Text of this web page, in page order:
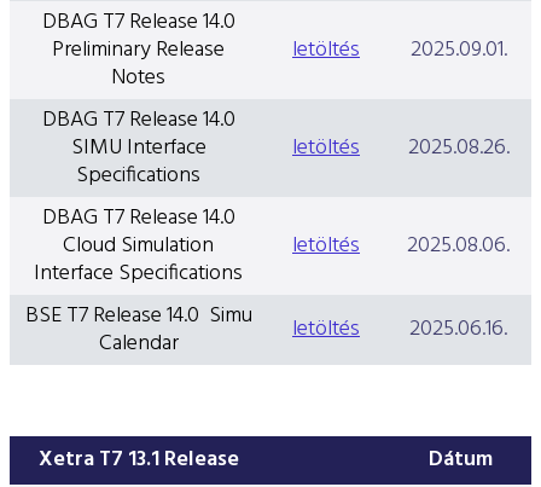
DBAG T7 Release 14.0
Preliminary Release
Notes
letöltés
2025.09.01.
DBAG T7 Release 14.0
SIMU Interface
Specifications
letöltés
2025.08.26.
DBAG T7 Release 14.0
Cloud Simulation
Interface Specifications
letöltés
2025.08.06.
BSE T7 Release 14.0 Simu
Calendar letöltés 2025.06.16.
Xetra T7 13.1 Release
Dátum